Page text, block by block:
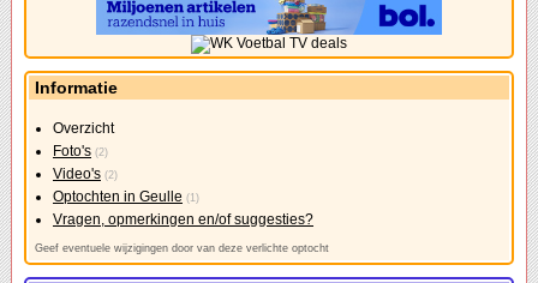
Informatie
Overzicht
Foto's (2)
Video's (2)
Optochten in Geulle (1)
Vragen, opmerkingen en/of suggesties?
Geef eventuele wijzigingen door van deze verlichte optocht